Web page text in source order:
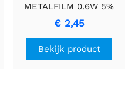
METALFILM 0.6W 5%
2K2 Resistor
€ 2,45
Bekijk product